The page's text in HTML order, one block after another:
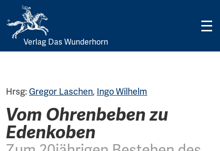
Skip
Verlag Das Wunderhorn
Hrsg: Gregor Laschen, Ingo Wilhelm
Vom Ohrenbeben zu
Edenkoben